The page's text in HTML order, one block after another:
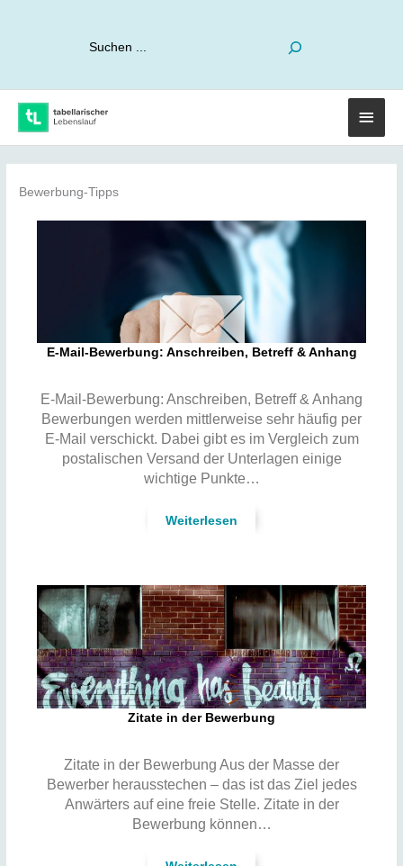
Bewerbung-Tipps
E-Mail-Bewerbung: Anschreiben, Betreff & Anhang
E-Mail-Bewerbung: Anschreiben, Betreff & Anhang
Bewerbungen werden mittlerweise sehr häufig per
E-Mail verschickt. Dabei gibt es im Vergleich zum
postalischen Versand der Unterlagen einige
wichtige Punkte…
Weiterlesen
Zitate in der Bewerbung
Zitate in der Bewerbung Aus der Masse der
Bewerber herausstechen – das ist das Ziel jedes
Anwärters auf eine freie Stelle. Zitate in der
Bewerbung können…